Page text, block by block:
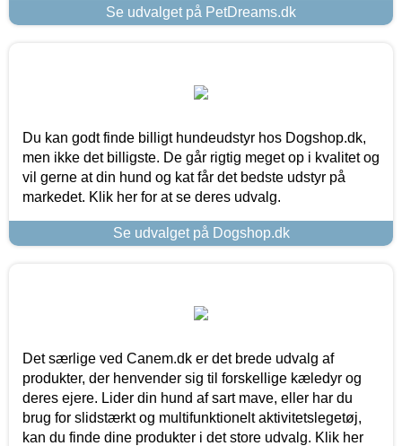
Se udvalget på PetDreams.dk
Du kan godt finde billigt hundeudstyr hos Dogshop.dk,
men ikke det billigste. De går rigtig meget op i kvalitet og
vil gerne at din hund og kat får det bedste udstyr på
markedet. Klik her for at se deres udvalg.
Se udvalget på Dogshop.dk
Det særlige ved Canem.dk er det brede udvalg af
produkter, der henvender sig til forskellige kæledyr og
deres ejere. Lider din hund af sart mave, eller har du
brug for slidstærkt og multifunktionelt aktivitetslegetøj,
kan du finde dine produkter i det store udvalg. Klik her